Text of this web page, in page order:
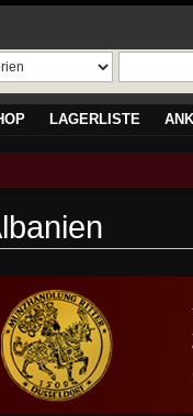
LAGERLISTE